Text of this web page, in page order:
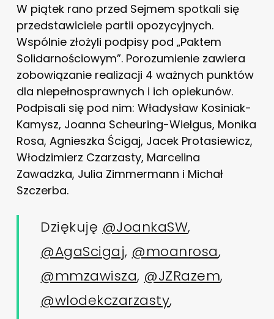
W piątek rano przed Sejmem spotkali się
przedstawiciele partii opozycyjnych.
Wspólnie złożyli podpisy pod „Paktem
Solidarnościowym”. Porozumienie zawiera
zobowiązanie realizacji 4 ważnych punktów
dla niepełnosprawnych i ich opiekunów.
Podpisali się pod nim: Władysław Kosiniak-
Kamysz, Joanna Scheuring-Wielgus, Monika
Rosa, Agnieszka Ścigaj, Jacek Protasiewicz,
Włodzimierz Czarzasty, Marcelina
Zawadzka, Julia Zimmermann i Michał
Szczerba.
Dziękuję @JoankaSW,
@AgaScigaj, @moanrosa,
@mmzawisza, @JZRazem,
@wlodekczarzasty,